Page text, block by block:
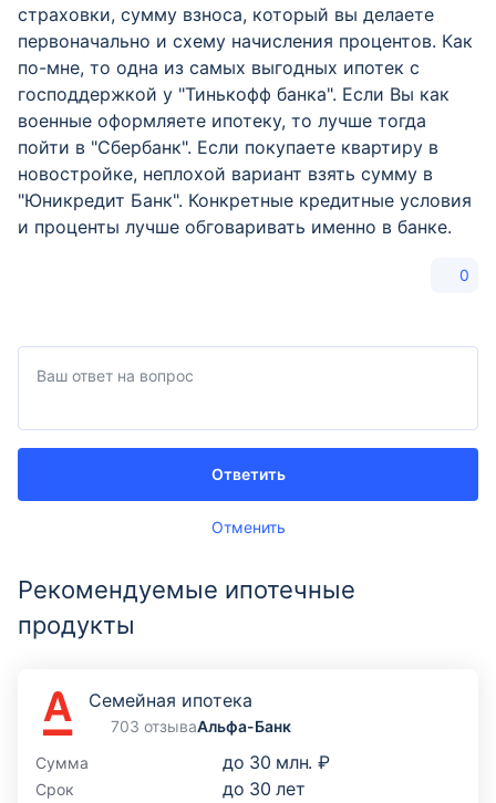
страховки, сумму взноса, который вы делаете
первоначально и схему начисления процентов. Как
по-мне, то одна из самых выгодных ипотек с
господдержкой у "Тинькофф банка". Если Вы как
военные оформляете ипотеку, то лучше тогда
пойти в "Сбербанк". Если покупаете квартиру в
новостройке, неплохой вариант взять сумму в
"Юникредит Банк". Конкретные кредитные условия
и проценты лучше обговаривать именно в банке.
0
Отменить
Ответить
Рекомендуемые ипотечные
продукты
Семейная ипотека
703 отзываАльфа-Банк
Сумма
до 30 млн. ₽
Срок до 30 лет